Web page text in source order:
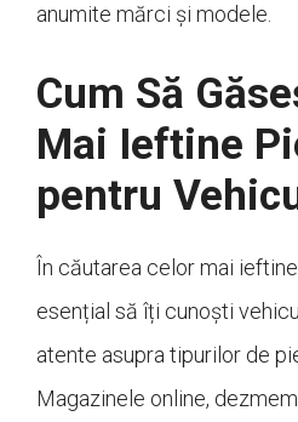
anumite mărci și modele.
Cum Să
Mai Ieftine
pentru
În căutarea celor mai
esențial să îți cunoști
atente asupra tipurilor de
Magazinele online,